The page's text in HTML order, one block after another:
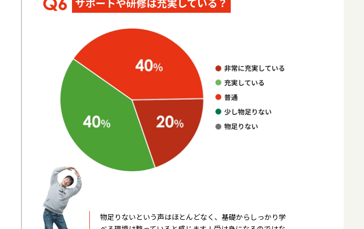
物足りないという声はほとんどなく、基礎からしっかり学